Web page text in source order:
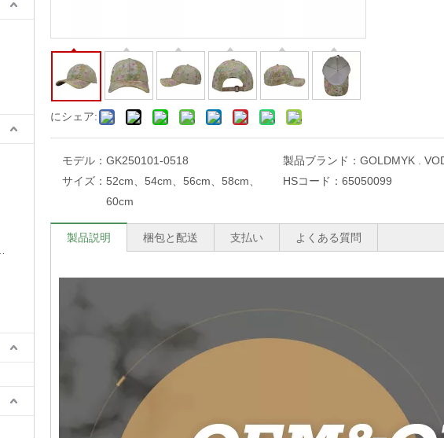
にシェア:
モデル： GK250101-0518 製品ブランド： GOLDMYK .
サイズ： 52cm、54cm、56cm、58cm、
60cm
HSコード： 65050099
製品説明 梱包と配送 支払い よくある質問